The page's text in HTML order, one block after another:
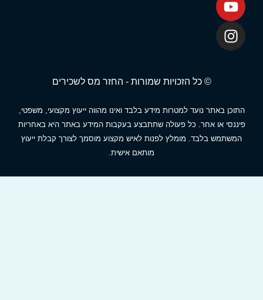
© כל הזכויות שמורות - החזר מס לשכירים
באתר נועד למטרות מידע בלבד ואינו מהווה ייעוץ מקצועי, משפטי,
או אחר. כל פעולה שתתבצע בעקבות המידע באתר היא באחריות
המשתמש בלבד. מומלץ לפנות לאיש מקצוע מוסמך לצורך קבלת ייעוץ
מותאם אישית.